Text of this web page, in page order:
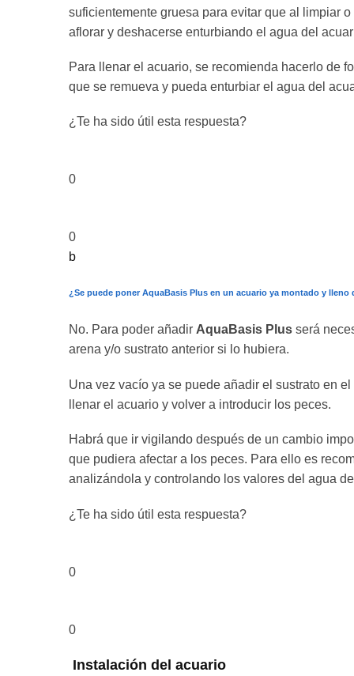
suficientemente gruesa para evitar que al limpiar
aflorar y deshacerse enturbiando el agua del
Para llenar el acuario, se recomienda hacerlo de
que se remueva y pueda enturbiar el agua del
¿Te ha sido útil esta respuesta?
0
0
b
¿Se puede poner AquaBasis Plus en un acuario ya montado y lleno
No. Para poder añadir AquaBasis Plus será
arena y/o sustrato anterior si lo hubiera.
Una vez vacío ya se puede añadir el sustrato en
llenar el acuario y volver a introducir los peces.
Habrá que ir vigilando después de un cambio
que pudiera afectar a los peces. Para ello es
analizándola y controlando los valores del agua
¿Te ha sido útil esta respuesta?
0
0
Instalación del acuario